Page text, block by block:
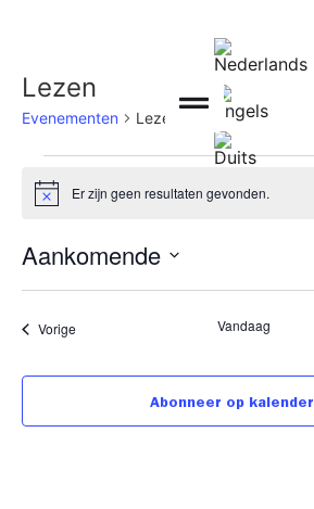
Lezen
Evenementen Lezen
BerichtEr zijn geen resultaten gevonden.
Aankomende
een
VorigeEvenementen Vandaag
Abonneer op kalender